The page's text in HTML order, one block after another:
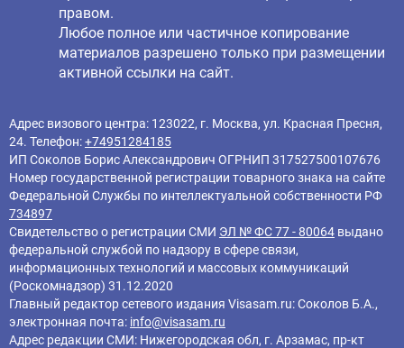
правом.
Любое полное или частичное копирование
материалов разрешено только при размещении
активной ссылки на сайт.
Адрес визового центра: 123022, г. Москва, ул. Красная Пресня,
24. Телефон:+74951284185
ИП Соколов Борис Александрович ОГРНИП 317527500107676
Номер государственной регистрации товарного знака на сайте
Федеральной Службы по интеллектуальной собственности РФ
734897
Свидетельство о регистрации СМИ ЭЛ № ФС 77 - 80064 выдано
федеральной службой по надзору в сфере связи,
информационных технологий и массовых коммуникаций
(Роскомнадзор) 31.12.2020
Главный редактор cетевого издания Visasam.ru: Соколов Б.А.,
электронная почта: info@visasam.ru
Адрес редакции СМИ: Нижегородская обл, г. Арзамас, пр-кт